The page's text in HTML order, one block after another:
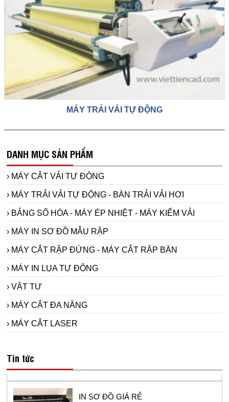
MÁY TRẢI VẢI TỰ ĐỘNG
DANH MỤC SẢN PHẨM
› MÁY CẮT VẢI TỰ ĐỘNG
› MÁY TRẢI VẢI TỰ ĐỘNG - BÀN TRẢI VẢI HƠI
› BẢNG SỐ HÓA - MÁY ÉP NHIỆT - MÁY KIỂM VẢI
› MÁY IN SƠ ĐỒ MẪU RẬP
› MÁY CẮT RẬP ĐỨNG - MÁY CẮT RẬP BÀN
› MÁY IN LỤA TỰ ĐỘNG
› VẬT TƯ
› MÁY CẮT ĐA NĂNG
› MÁY CẮT LASER
Tin tức
Máy in sơ đồ siêu bền Model RT1800-2 -